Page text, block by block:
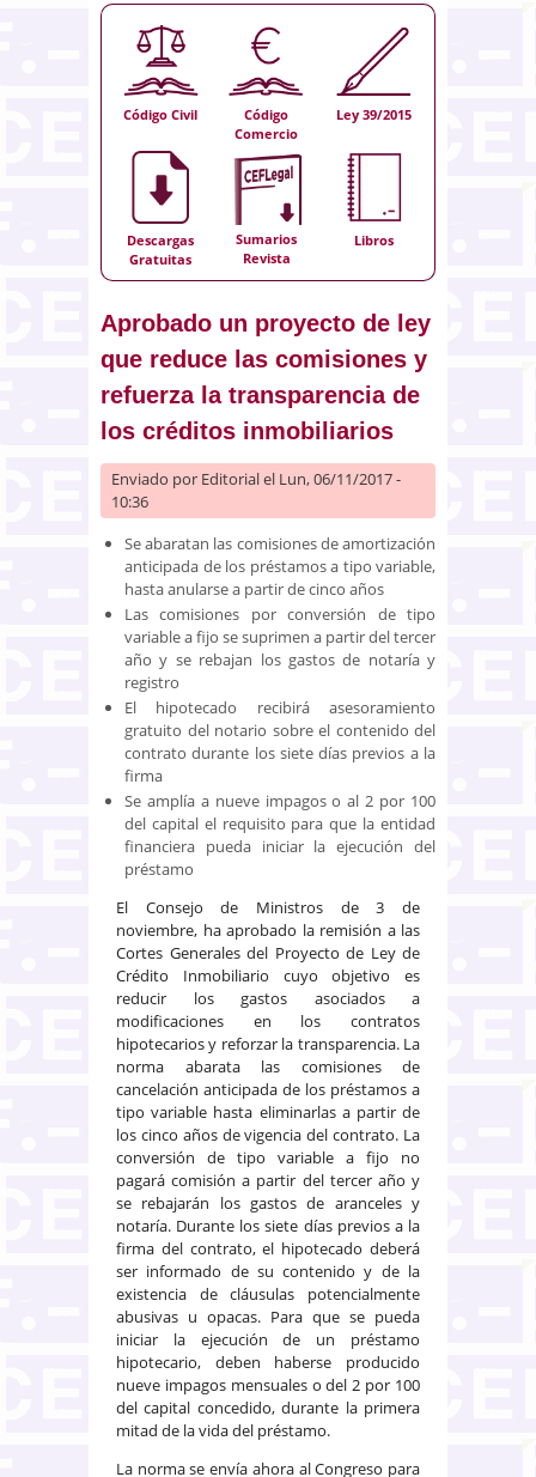
Código Civil
Código
Comercio
Ley 39/2015
Descargas
Gratuitas
Sumarios
Revista
Libros
Aprobado un proyecto de ley
que reduce las comisiones y
refuerza la transparencia de
los créditos inmobiliarios
Enviado por Editorialel Lun, 06/11/2017 -
10:36
Se abaratan las comisiones de amortización
anticipada de los préstamos a tipo variable,
hasta anularse a partir de cinco años
Las comisiones por conversión de tipo
variable a fijo se suprimen a partir del tercer
año y se rebajan los gastos de notaría y
registro
El hipotecado recibirá asesoramiento
gratuito del notario sobre el contenido del
contrato durante los siete días previos a la
firma
Se amplía a nueve impagos o al 2 por 100
del capital el requisito para que la entidad
financiera pueda iniciar la ejecución del
préstamo
El Consejo de Ministros de 3 de
noviembre, ha aprobado la remisión a las
Cortes Generales del Proyecto de Ley de
Crédito Inmobiliario cuyo objetivo es
reducir los gastos asociados a
modificaciones en los contratos
hipotecarios y reforzar la transparencia. La
norma abarata las comisiones de
cancelación anticipada de los préstamos a
tipo variable hasta eliminarlas a partir de
los cinco años de vigencia del contrato. La
conversión de tipo variable a fijo no
pagará comisión a partir del tercer año y
se rebajarán los gastos de aranceles y
notaría. Durante los siete días previos a la
firma del contrato, el hipotecado deberá
ser informado de su contenido y de la
existencia de cláusulas potencialmente
abusivas u opacas. Para que se pueda
iniciar la ejecución de un préstamo
hipotecario, deben haberse producido
nueve impagos mensuales o del 2 por 100
del capital concedido, durante la primera
mitad de la vida del préstamo.
La norma se envía ahora al Congreso para